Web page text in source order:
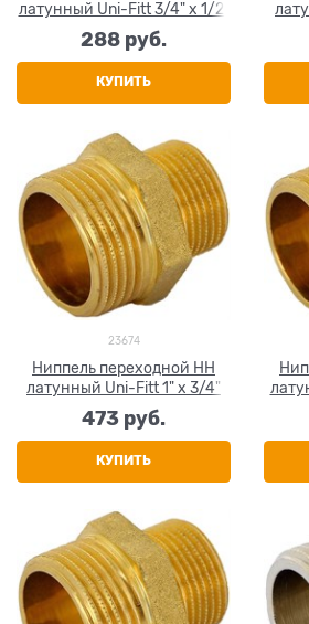
латунный Uni-Fitt 3/4" x 1/2"
288 руб.
КУПИТЬ
23674
Ниппель переходной НН
латунный Uni-Fitt 1" x 3/4"
473 руб.
КУПИТЬ